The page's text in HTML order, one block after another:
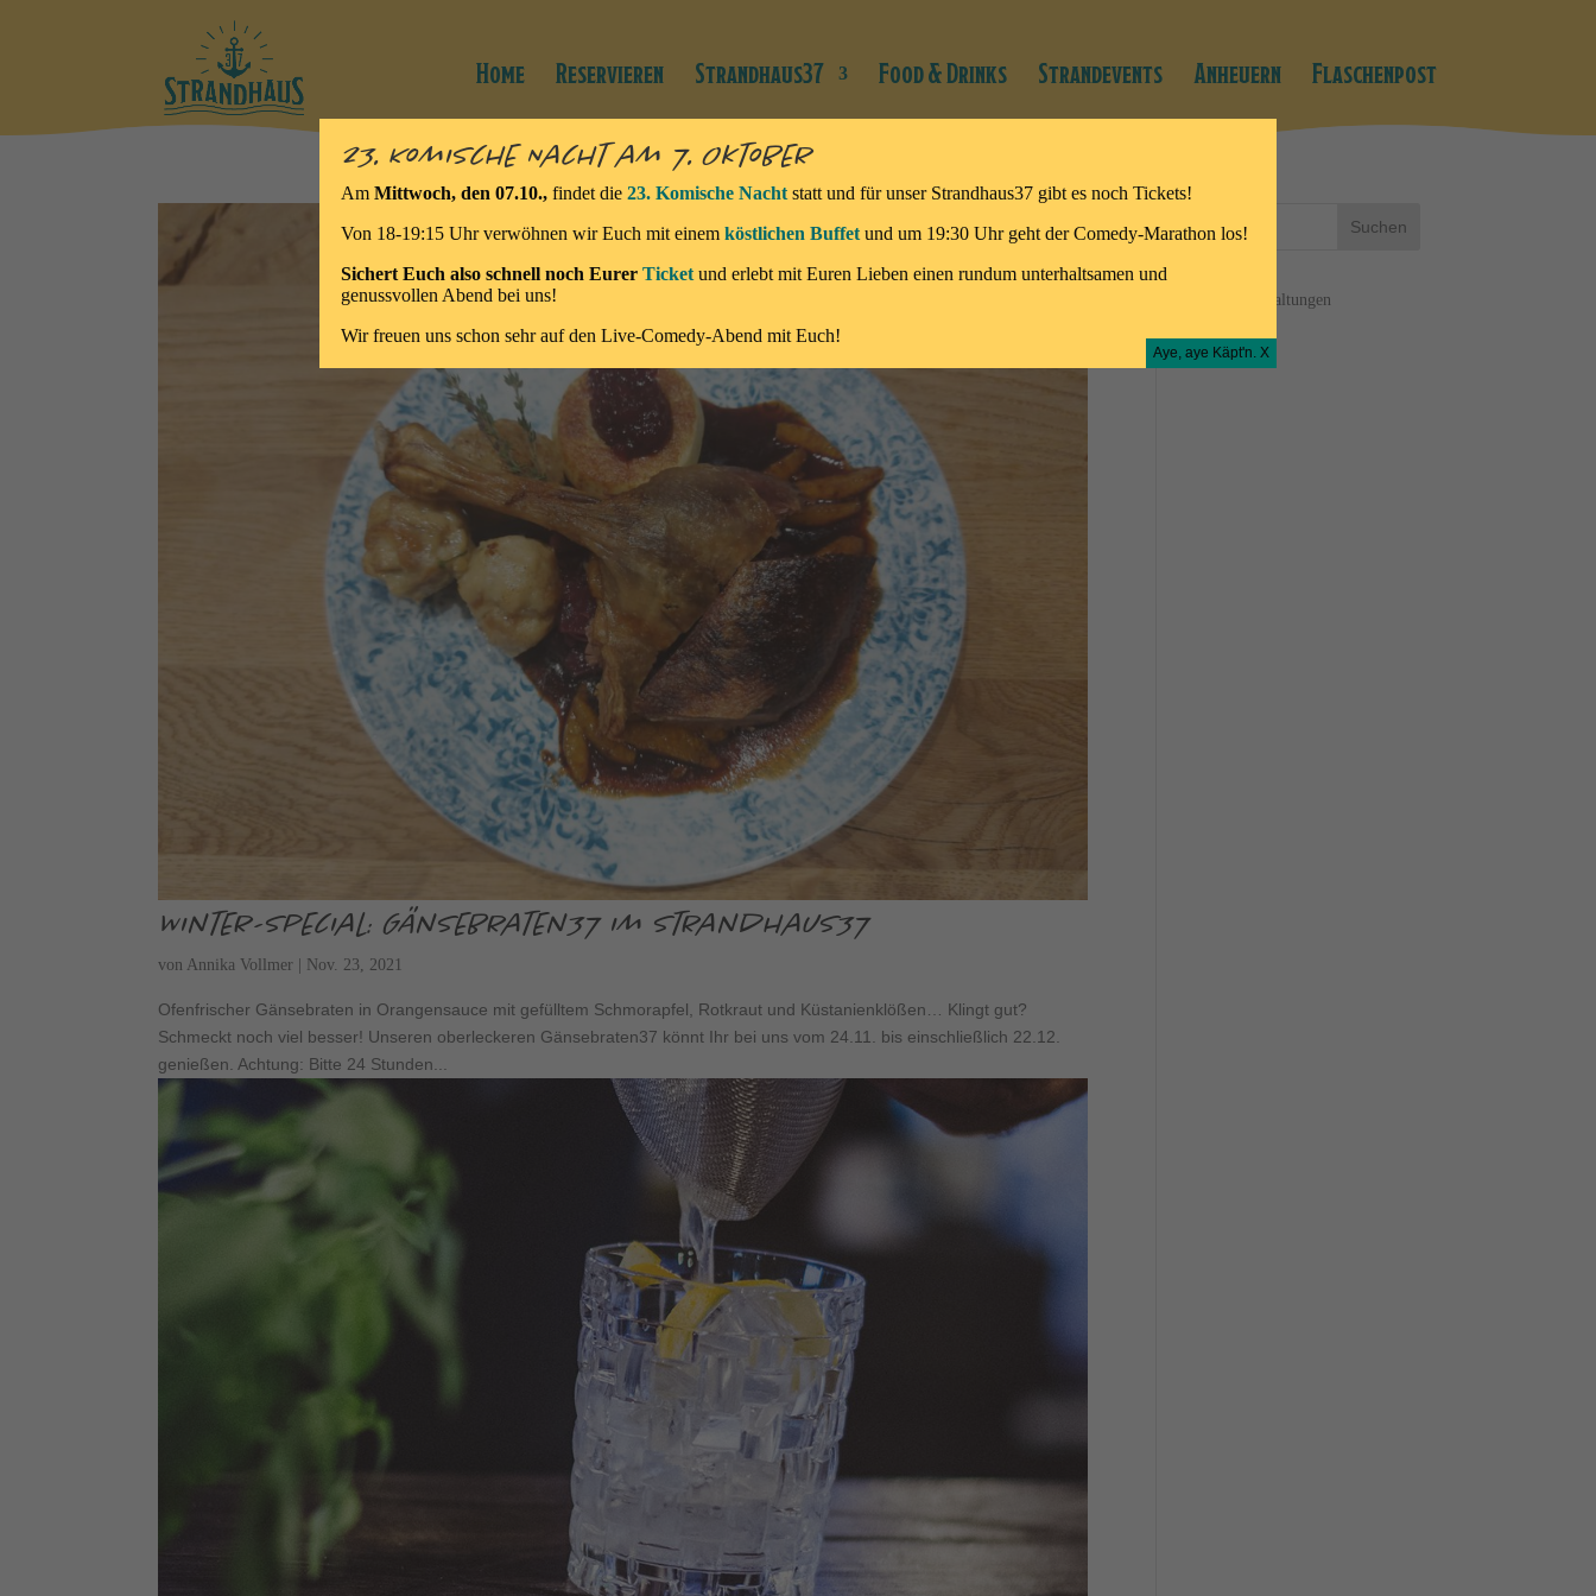
Home Reservieren Strandhaus37 Food & Drinks Strandevents Anheuern Flaschenpost
Winter-Special: Gänsebraten37 im Strandhaus37
von Annika Vollmer| Nov. 23, 2021
Ofenfrischer Gänsebraten in Orangensauce mit gefülltem Schmorapfel, Rotkraut und Küstanienklößen… Klingt gut?
Schmeckt noch viel besser! Unseren oberleckeren Gänsebraten37 könnt Ihr bei uns vom 24.11. bis einschließlich 22.12.
genießen. Achtung: Bitte 24 Stunden...
Alle Veranstaltungen
23. Komische Nacht am 7. Oktober
Am Mittwoch, den 07.10., findet die 23. Komische Nacht statt und für unser Strandhaus37 gibt es noch Tickets!
Von 18-19:15 Uhr verwöhnen wir Euch mit einem köstlichen Buffetund um 19:30 Uhr geht der Comedy-Marathon los!
Sichert Euch also schnell noch Eurer Ticket und erlebt mit Euren Lieben einen rundum unterhaltsamen und
genussvollen Abend bei uns!
Wir freuen uns schon sehr auf den Live-Comedy-Abend mit Euch!
Aye, aye Käpt'n. X